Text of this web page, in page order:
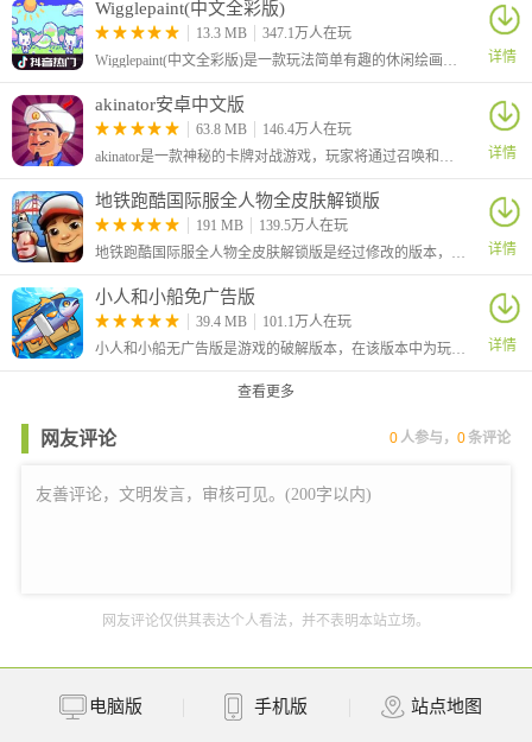
立体呈现蚂蚁地下王国的精妙构造，观察不同功能区的分布格局
成长历程展示
完整演示蚂蚁从卵、幼虫、蛹到成虫的四种形态演变过程
社会分工解析
直观展现工蚁、兵蚁、蚁后等不同角色的职责与协作方式
2、特色情景体验
参观蚁后专属宫室，了解每日繁殖百余枚蚁卵的生命奇迹
育幼摇篮
物资中枢
探索分类储藏系统，认识蚂蚁对食物资源的科学管理智慧
3、产品优势
无需户外蹲守观察，通过安全有趣的虚拟场景，即可让宝宝全面掌
游戏亮点
1、史诗使命担当
敏锐观察，在丰富细节中找出隐藏目标，持续提升视觉辨识能力。
融合启发式教育与趣味互动，同步锻炼手眼协调、逻辑思维与专注
力，让学习过程自然转化为全面提升综合素养的成长之旅。
Wigglepaint(中文全彩版)
13.3 MB
347.1万人在玩
Wigglepaint(中文全彩版)是一款玩法简单有趣的休闲绘画涂鸦游戏，本次为大家带来的是中文全彩版本，该版本由B站UP主“角赤pulupo”制作，支持中文还有十六种色彩画笔，让你可以自由绘画涂鸦！
详情
akinator安卓中文版
63.8 MB
146.4万人在玩
akinator是一款神秘的卡牌对战游戏，玩家将通过召唤和组合各种神秘的卡牌来战斗，感兴趣的小伙伴快来试试吧！
详情
地铁跑酷国际服全人物全皮肤解锁版
191 MB
139.5万人在玩
地铁跑酷国际服全人物全皮肤解锁版是经过修改的版本，大家在游戏中可以自由的选择角色，还解锁全部的皮肤，让你可以对角色进行自由的装扮，从而有着更加个性化的效果。
详情
小人和小船免广告版
39.4 MB
101.1万人在玩
小人和小船无广告版是游戏的破解版本，在该版本中为玩家去除了广告，玩家可以不看广告直接获得奖励。这是一款休闲模拟游戏，在游戏中玩家将化身为航海家，你需要做的就是不断的召唤钓鱼。
详情
查看更多
网友评论 0 人参与，0条评论
网友评论仅供其表达个人看法，并不表明本站立场。
电脑版 手机版 站点地图